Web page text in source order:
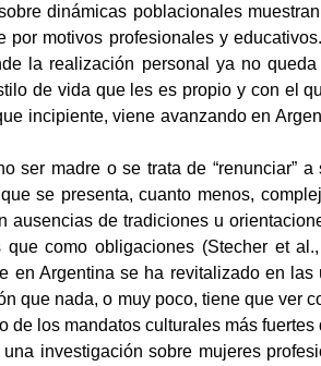
dinámicas poblacionales
por motivos profesionales y
la realización personal ya no
de vida que les es propio y con el
incipiente, viene avanzando en
ser madre o se trata de
se presenta, cuanto menos,
ausencias de tradiciones u
como obligaciones (Stecher et
en Argentina se ha revitalizado en
que nada, o muy poco, tiene que ver
de los mandatos culturales más
investigación sobre mujeres